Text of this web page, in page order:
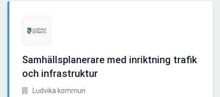
Samhällsplanerare med inriktning trafik
och infrastruktur
Ludvika kommun